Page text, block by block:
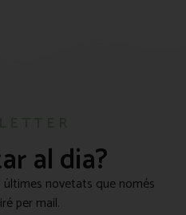
al dia?
novetats que només
per mail.